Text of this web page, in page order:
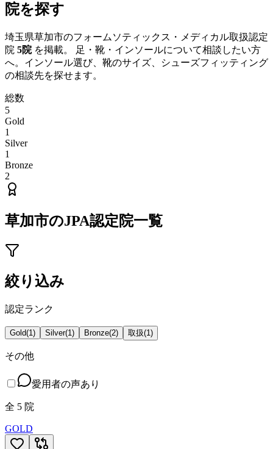
院を探す
埼玉県草加市のフォームソティックス・メディカル取扱認定
院 5院を掲載。 足・靴・インソールについて相談したい方
へ。インソール選び、靴のサイズ、シューズフィッティング
の相談先を探せます。
総数
5
Gold
1
Silver
1
Bronze
2
草加市のJPA認定院一覧
絞り込み
認定ランク
Gold(1) Silver(1) Bronze(2) 取扱(1)
その他
愛用者の声あり
全 5 院
GOLD